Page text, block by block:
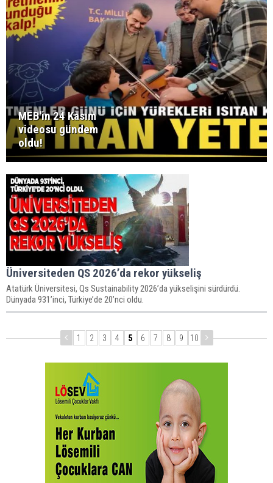
MEB'in 24 Kasım
videosu gündem
oldu!
Üniversiteden QS 2026’da rekor yükseliş
Atatürk Üniversitesi, Qs Sustainability 2026’da yükselişini sürdürdü.
Dünyada 931’inci, Türkiye’de 20’nci oldu.
1 2 3 4 5 6 7 8 9 10